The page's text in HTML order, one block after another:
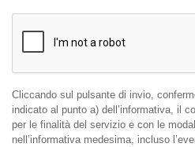
Cliccando sul pulsante di invio,
indicato al punto a) dell’informativa, il
per le finalità del servizio e con le
nell’informativa medesima, incluso